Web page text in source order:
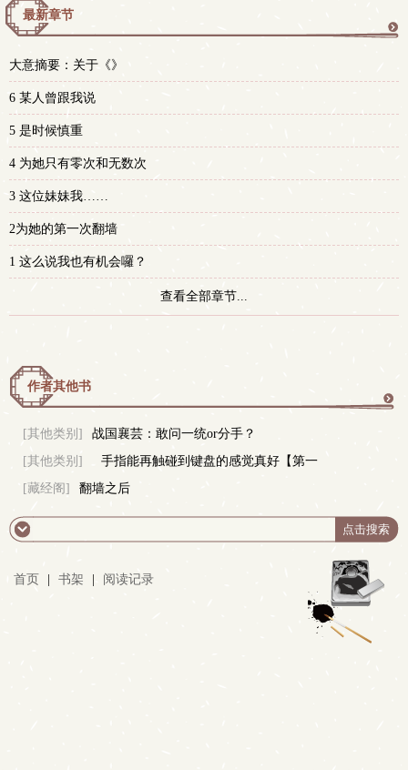
最新章节
大意摘要：关于《》
6 某人曾跟我说
5 是时候慎重
4 为她只有零次和无数次
3 这位妹妹我……
2为她的第一次翻墙
1 这么说我也有机会囉？
查看全部章节...
作者其他书
[其他类别]
战国襄芸：敢问一统or分手？
[其他类别]
手指能再触碰到键盘的感觉真好【第一
[藏经阁] 翻墙之后
首页 书架 阅读记录